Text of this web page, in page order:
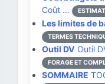
Coût …
Les limites de
TERMES
Outil DV Outil
FORAGE ET
SOMMAIRE